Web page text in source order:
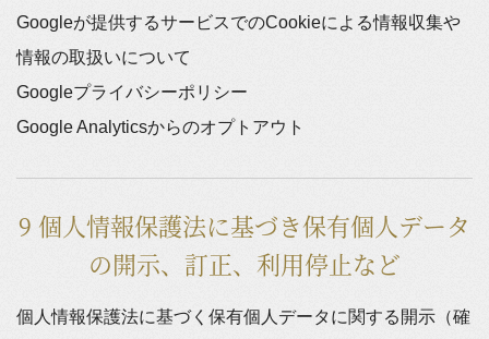
Googleが提供するサービスでのCookieによる情報収集や
情報の取扱いについて
Googleプライバシーポリシー
Google Analyticsからのオプトアウト
9 個人情報保護法に基づき保有個人データ
の開示、訂正、利用停止など
個人情報保護法に基づく保有個人データに関する開示（確